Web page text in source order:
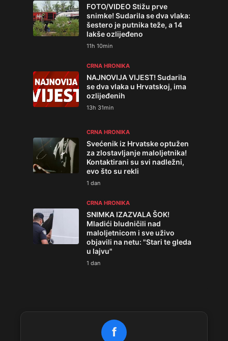
FOTO/VIDEO Stižu prve
snimke! Sudarila se dva vlaka:
šestero je putnika teže, a 14
lakše ozlijeđeno
11h 10min
CRNA HRONIKA
NAJNOVIJA VIJEST! Sudarila
se dva vlaka u Hrvatskoj, ima
ozlijeđenih
13h 31min
CRNA HRONIKA
Svećenik iz Hrvatske optužen
za zlostavljanje maloljetnika!
Kontaktirani su svi nadležni,
evo što su rekli
1 dan
CRNA HRONIKA
SNIMKA IZAZVALA ŠOK!
Mladići bludničili nad
maloljetnicom i sve uživo
objavili na netu: "Stari te gleda
u lajvu"
1 dan
f